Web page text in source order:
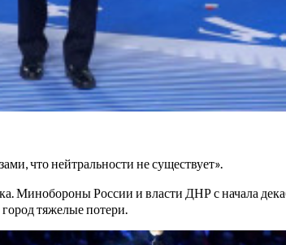
что нейтральности не существует».
Минобороны России и власти ДНР с начала
тяжелые потери.